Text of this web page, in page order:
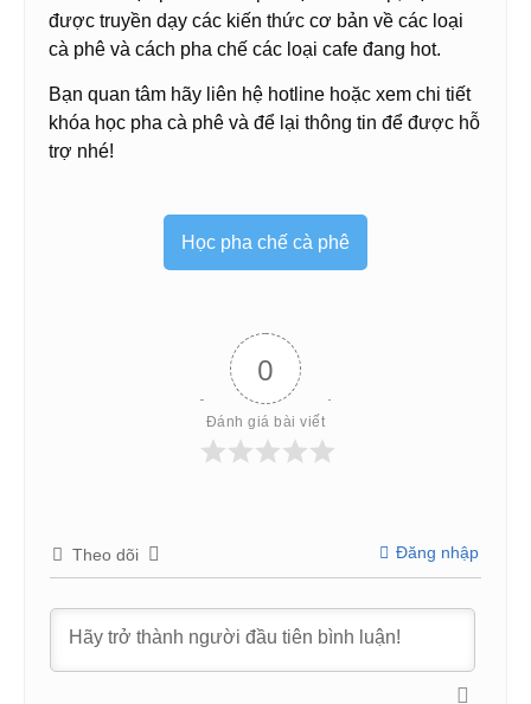
được truyền dạy các kiến thức cơ bản về các loại
cà phê và cách pha chế các loại cafe đang hot.
Bạn quan tâm hãy liên hệ hotline hoặc xem chi tiết
khóa học pha cà phê và để lại thông tin để được hỗ
trợ nhé!
Học pha chế cà phê
0
Đánh giá bài viết
Theo dõi Đăng nhập